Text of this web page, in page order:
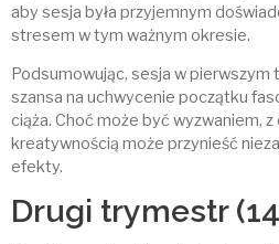
aby sesja była przyjemnym
stresem w tym ważnym okresie.
Podsumowując, sesja w
szansa na uchwycenie początku
ciąża. Choć może być wyzwaniem,
kreatywnością może przynieść
efekty.
Drugi trymestr